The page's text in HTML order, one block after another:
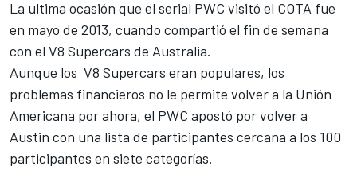
La ultima ocasión que el serial PWC visitó el COTA fue
en mayo de 2013, cuando compartió el fin de semana
con el V8 Supercars de Australia.
Aunque los V8 Supercars eran populares, los
problemas financieros no le permite volver a la Unión
Americana por ahora, el PWC apostó por volver a
Austin con una lista de participantes cercana a los 100
participantes en siete categorías.